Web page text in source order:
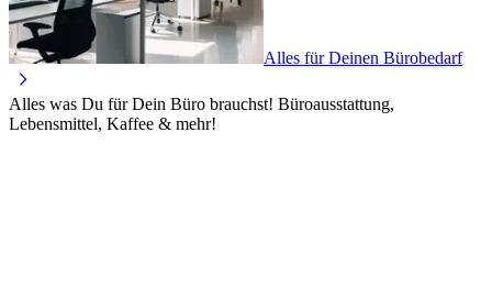
Alles für Deinen Bürobedarf
Alles was Du für Dein Büro brauchst! Büroausstattung,
Lebensmittel, Kaffee & mehr!